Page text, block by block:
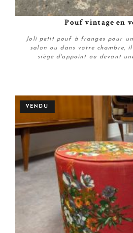
Plus de
Pouf vintage en
Joli petit pouf à franges pour
salon ou dans votre chambre,
siège d'appoint ou devant
VENDU